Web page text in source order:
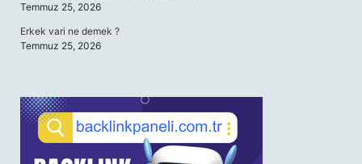
Temmuz 25, 2026
Erkek vari ne demek ?
Temmuz 25, 2026